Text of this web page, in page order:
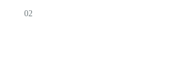
02